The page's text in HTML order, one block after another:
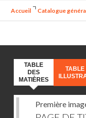
Accueil Catalogue
TABLE
DES
MATIÈRES
TABLE
Première